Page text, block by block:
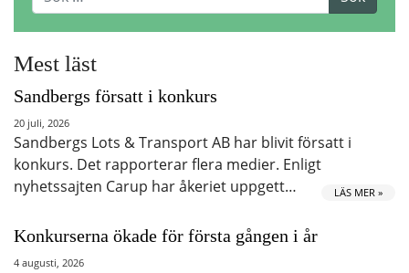
Mest läst
Sandbergs försatt i konkurs
20 juli, 2026
Sandbergs Lots & Transport AB har blivit försatt i
konkurs. Det rapporterar flera medier. Enligt
nyhetssajten Carup har åkeriet uppgett…
LÄS MER »
Konkurserna ökade för första gången i år
4 augusti, 2026